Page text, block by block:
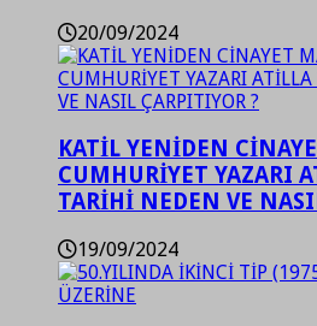
20/09/2024
KATİL YENİDEN
CUMHURİYET YAZARI
TARİHİ NEDEN VE
19/09/2024